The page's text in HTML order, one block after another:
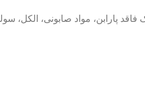
مواد صابونی، الکل،